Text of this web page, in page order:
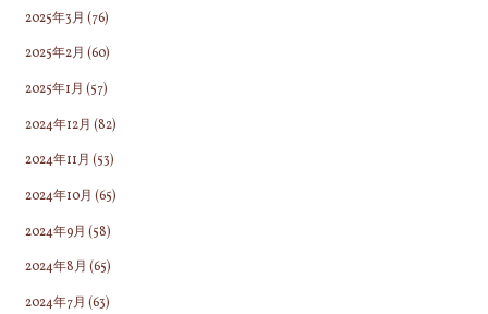
2025年3月 (76)
2025年2月 (60)
2025年1月 (57)
2024年12月 (82)
2024年11月 (53)
2024年10月 (65)
2024年9月 (58)
2024年8月 (65)
2024年7月 (63)